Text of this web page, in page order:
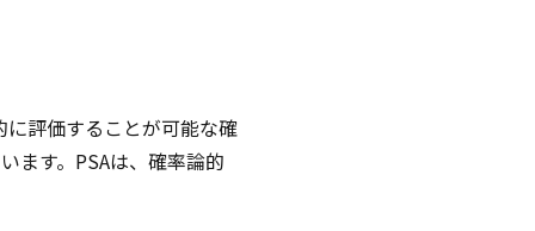
評価することが可能な確
ます。PSAは、確率論的